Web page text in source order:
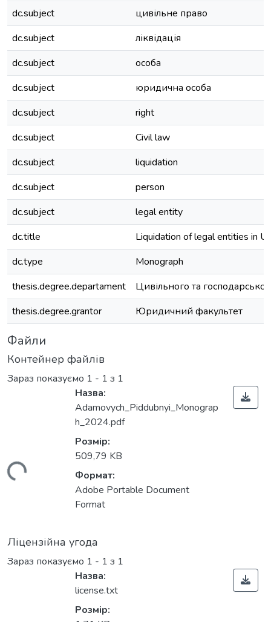
dc.subject
цивільне право
dc.subject
ліквідація
dc.subject
особа
dc.subject
юридична особа
dc.subject
right
dc.subject
Civil law
dc.subject
liquidation
dc.subject
person
dc.subject
legal entity
dc.title
Liquidation of legal entities in
dc.type
Monograph
thesis.degree.departament
Цивільного та
thesis.degree.grantor
Юридичний факультет
Файли
Контейнер файлів
Зараз показуємо 1 - 1 з 1
Назва:
Adamovych_Piddubnyi_Monograp
h_2024.pdf
Розмір:
509,79 KB
Формат:
Adobe Portable Document
Format
Ліцензійна угода
Зараз показуємо 1 - 1 з 1
Назва:
license.txt
Розмір: